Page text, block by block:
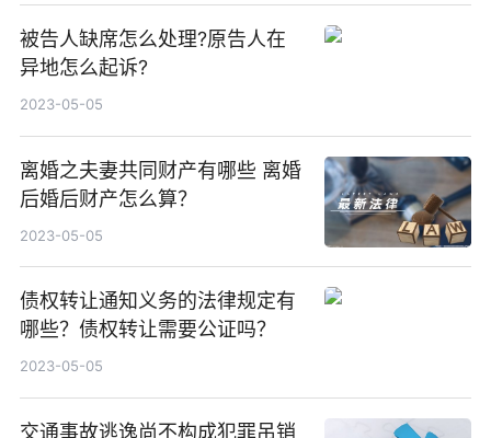
被告人缺席怎么处理?原告人在
异地怎么起诉?
2023-05-05
离婚之夫妻共同财产有哪些 离婚
后婚后财产怎么算？
2023-05-05
债权转让通知义务的法律规定有
哪些？债权转让需要公证吗？
2023-05-05
交通事故逃逸尚不构成犯罪吊销